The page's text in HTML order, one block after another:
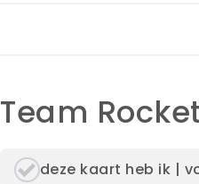
Team
deze kaart heb ik |